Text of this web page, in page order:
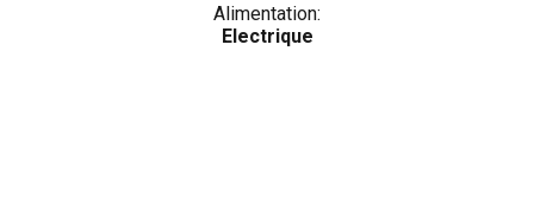
Alimentation:
Electrique